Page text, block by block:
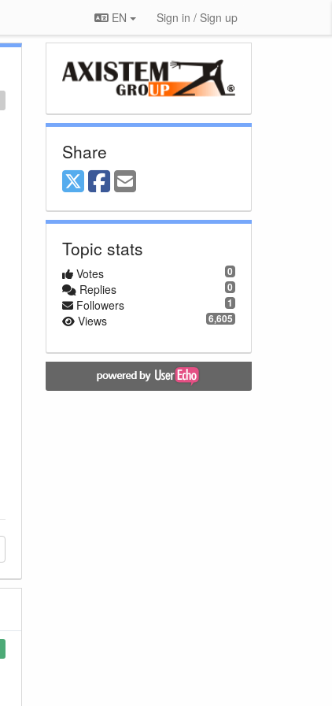
EN Sign in / Sign up
Share
Topic stats
0
Votes
0
Replies
1
Followers
6,605
Views